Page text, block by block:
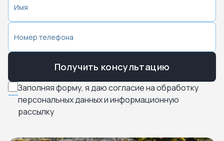
Заполняя форму, я даю согласие на обработку
персональных данных и информационную
рассылку
Получить консультацию